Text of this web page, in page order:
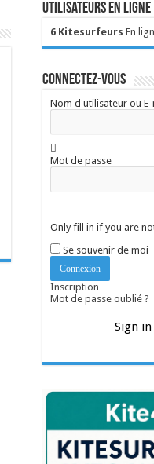
Utilisateurs en ligne
6 Kitesurfeurs En
Connectez-vous
Nom d'utilisateur ou E-
Mot de passe
Only fill in if you are
Se souvenir de moi
Inscription
Mot de passe oublié ?
Sign